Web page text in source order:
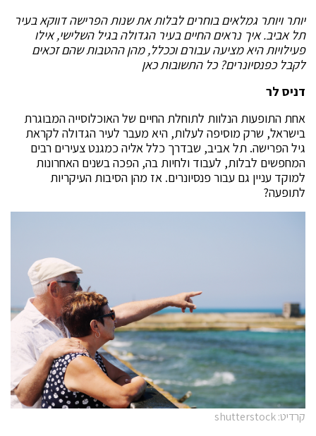
יותר ויותר גמלאים בוחרים לבלות את שנות הפרישה דווקא בעיר
תל אביב. איך נראים החיים בעיר הגדולה בגיל השלישי, אילו
פעילויות היא מציעה עבורם וככלל, מהן ההטבות שהם זכאים
לקבל כפנסיונרים? כל התשובות כאן
דניס לר
אחת התופעות הנלוות לתוחלת החיים של האוכלוסייה המבוגרת
בישראל, שרק מוסיפה לעלות, היא מעבר לעיר הגדולה לקראת
גיל הפרישה. תל אביב, שבדרך כלל אליה כמגנט צעירים רבים
המחפשים לבלות, לעבוד ולחיות בה, הפכה בשנים האחרונות
למוקד עניין גם עבור פנסיונרים. אז מהן הסיבות העיקריות
לתופעה?
קרדיט: shutterstock